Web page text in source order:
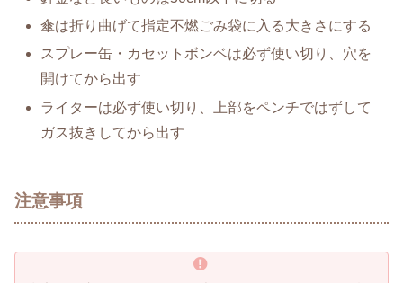
傘は折り曲げて指定不燃ごみ袋に入る大きさにする
スプレー缶・カセットボンベは必ず使い切り、穴を
開けてから出す
ライターは必ず使い切り、上部をペンチではずして
ガス抜きしてから出す
注意事項